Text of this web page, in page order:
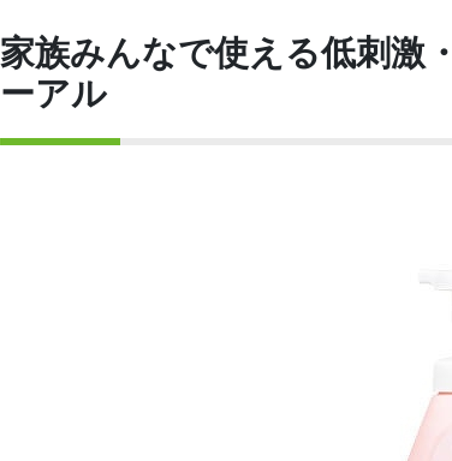
家族みんなで使える低刺激
ーアル